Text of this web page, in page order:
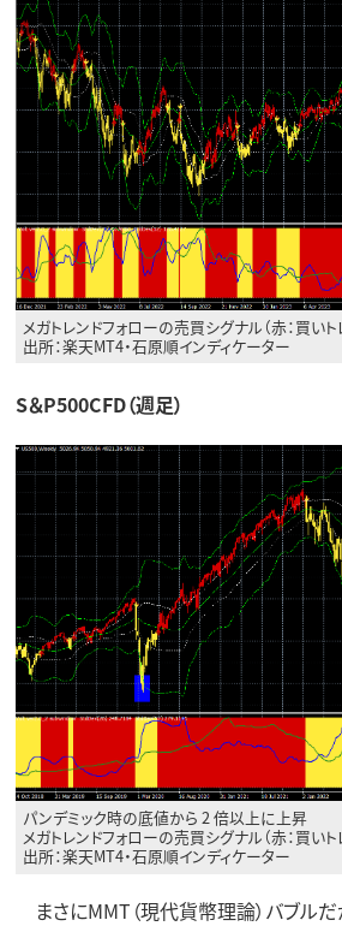
メガトレンドフォローの売買シグナル（赤：買いト
出所：楽天MT4・石原順インディケーター
S＆P500CFD（週足）
パンデミック時の底値から 2 倍以上に上昇
メガトレンドフォローの売買シグナル（赤：買いト
出所：楽天MT4・石原順インディケーター
まさにMMT（現代貨幣理論）バブル